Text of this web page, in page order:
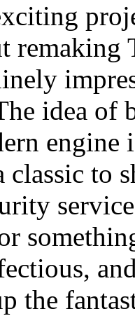
idea
to
the